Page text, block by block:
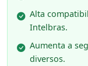
Alta
Intelbras.
Aumenta a
diversos.